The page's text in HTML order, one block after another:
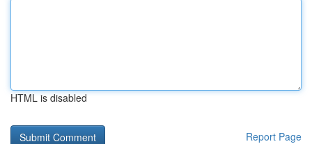
HTML is disabled
Report Page